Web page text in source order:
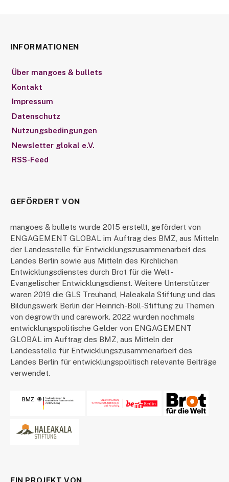
INFORMATIONEN
Über mangoes & bullets
Kontakt
Impressum
Datenschutz
Nutzungsbedingungen
Newsletter glokal e.V.
RSS-Feed
GEFÖRDERT VON
mangoes & bullets wurde 2015 erstellt, gefördert von
ENGAGEMENT GLOBAL im Auftrag des BMZ, aus Mitteln
der Landesstelle für Entwicklungszusammenarbeit des
Landes Berlin sowie aus Mitteln des Kirchlichen
Entwicklungsdienstes durch Brot für die Welt -
Evangelischer Entwicklungsdienst. Weitere Unterstützer
waren 2019 die GLS Treuhand, Haleakala Stiftung und das
Bildungswerk Berlin der Heinrich-Böll-Stiftung zu Themen
von degrowth und carework. 2022 wurden nochmals
entwicklungspolitische Gelder von ENGAGEMENT
GLOBAL im Auftrag des BMZ, aus Mitteln der
Landesstelle für Entwicklungszusammenarbeit des
Landes Berlin für entwicklungspolitisch relevante Beiträge
verwendet.